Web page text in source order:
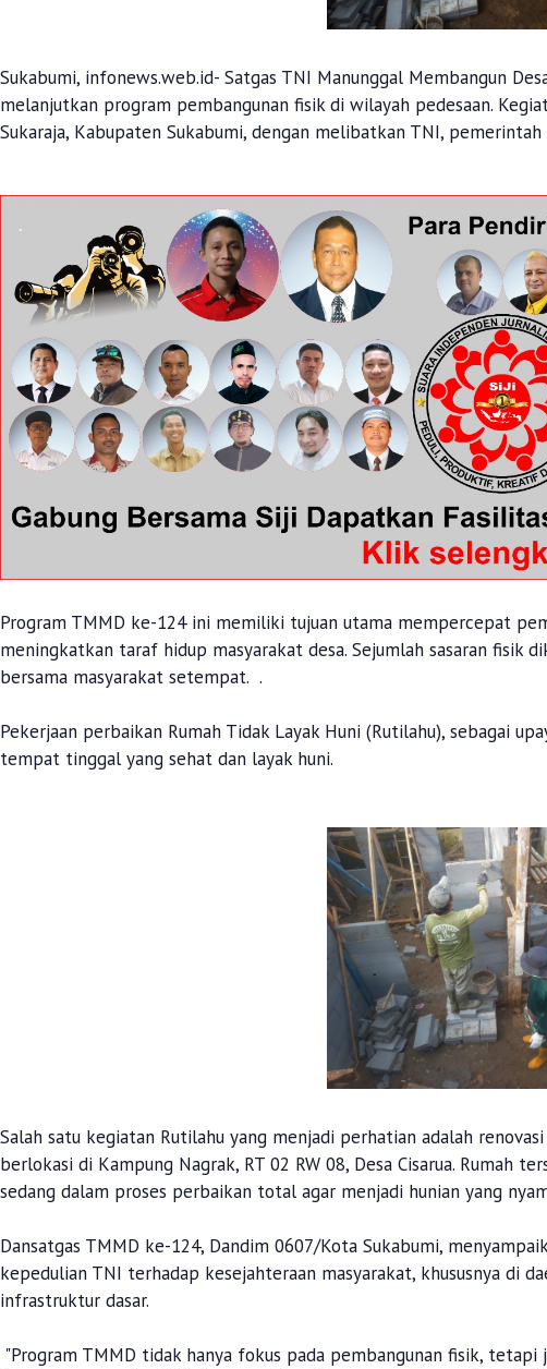
Sukabumi, infonews.web.id- Satgas TNI Manunggal Membangun
melanjutkan program pembangunan fisik di wilayah pedesaan.
Sukaraja, Kabupaten Sukabumi, dengan melibatkan TNI,
Program TMMD ke-124 ini memiliki tujuan utama mempercepat
meningkatkan taraf hidup masyarakat desa. Sejumlah sasaran fisik
bersama masyarakat setempat. .
Pekerjaan perbaikan Rumah Tidak Layak Huni (Rutilahu), sebagai
tempat tinggal yang sehat dan layak huni.
Salah satu kegiatan Rutilahu yang menjadi perhatian adalah
berlokasi di Kampung Nagrak, RT 02 RW 08, Desa Cisarua. Rumah
sedang dalam proses perbaikan total agar menjadi hunian yang
Dansatgas TMMD ke-124, Dandim 0607/Kota Sukabumi,
kepedulian TNI terhadap kesejahteraan masyarakat, khususnya di
infrastruktur dasar.
"Program TMMD tidak hanya fokus pada pembangunan fisik,